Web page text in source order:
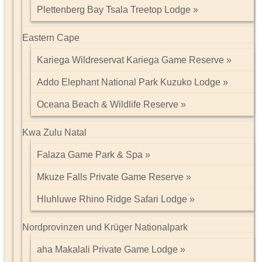
Plettenberg Bay Tsala Treetop Lodge
Eastern Cape
Kariega Wildreservat Kariega Game Reserve
Addo Elephant National Park Kuzuko Lodge
Oceana Beach & Wildlife Reserve
Kwa Zulu Natal
Falaza Game Park & Spa
Mkuze Falls Private Game Reserve
Hluhluwe Rhino Ridge Safari Lodge
Nordprovinzen und Krüger Nationalpark
aha Makalali Private Game Lodge